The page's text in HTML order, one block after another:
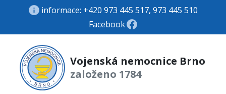
informace: +420 973 445 517, 973 445 510
Facebook
Vojenská nemocnice Brno
založeno 1784